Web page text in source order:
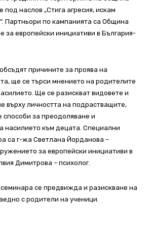
под наслов „Стига агресия, искам
Партньори по кампанията са Община
за европейски инициативи в България-
причините за проява на
ще се търси мнението на родителите
Ще се разискват видовете и
върху личността на подрастващите,
способи за преодоляване и
насилието към децата. Специални
са г-жа Светлана Йорданова –
за европейски инициативи в
Димитрова – психолог.
се предвижда и разискване на
с родители на ученици.